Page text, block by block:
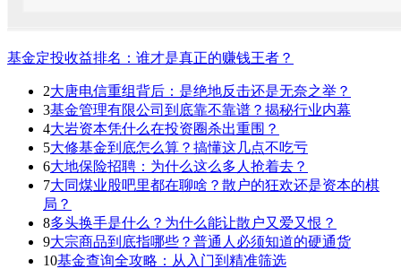
基金定投收益排名：谁才是真正的赚钱王者？
2大唐电信重组背后：是绝地反击还是无奈之举？
3基金管理有限公司到底靠不靠谱？揭秘行业内幕
4大岩资本凭什么在投资圈杀出重围？
5大修基金到底怎么算？搞懂这几点不吃亏
6大地保险招聘：为什么这么多人抢着去？
7大同煤业股吧里都在聊啥？散户的狂欢还是资本的棋
局？
8多头换手是什么？为什么能让散户又爱又恨？
9大宗商品到底指哪些？普通人必须知道的硬通货
10基金查询全攻略：从入门到精准筛选